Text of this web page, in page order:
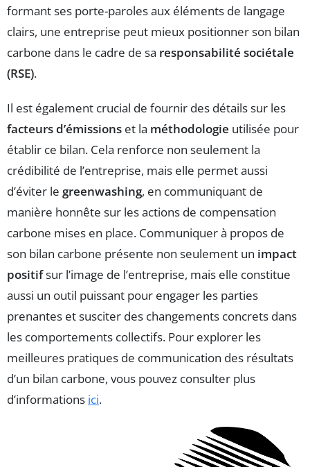
formant ses porte-paroles aux éléments de langage
clairs, une entreprise peut mieux positionner son bilan
carbone dans le cadre de sa responsabilité sociétale
(RSE).
Il est également crucial de fournir des détails sur les
facteurs d’émissions et la méthodologie utilisée pour
établir ce bilan. Cela renforce non seulement la
crédibilité de l’entreprise, mais elle permet aussi
d’éviter le greenwashing, en communiquant de
manière honnête sur les actions de compensation
carbone mises en place. Communiquer à propos de
son bilan carbone présente non seulement un impact
positifsur l’image de l’entreprise, mais elle constitue
aussi un outil puissant pour engager les parties
prenantes et susciter des changements concrets dans
les comportements collectifs. Pour explorer les
meilleures pratiques de communication des résultats
d’un bilan carbone, vous pouvez consulter plus
d’informations ici.